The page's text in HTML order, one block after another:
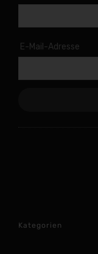
E-Mail-Adresse
Kategorien